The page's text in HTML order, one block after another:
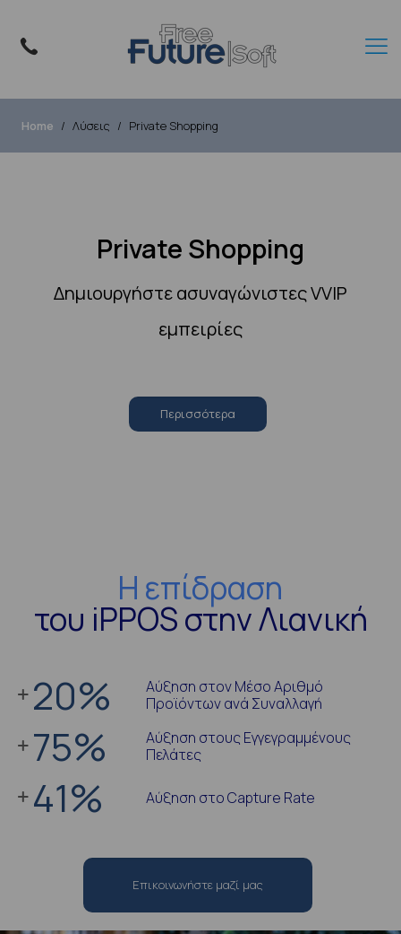
Home Λύσεις Private Shopping
Private Shopping
Δημιουργήστε ασυναγώνιστες VVIP
εμπειρίες
Περισσότερα
Η επίδραση
του iPPOS στην Λιανική
20%
Αύξηση στον Μέσο Αριθμό
Προϊόντων ανά Συναλλαγή
75%
Αύξηση στους Εγγεγραμμένους
Πελάτες
41% Αύξηση στο Capture Rate
Επικοινωνήστε μαζί μας